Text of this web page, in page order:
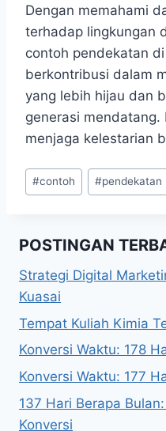
Dengan memahami
terhadap lingkungan
contoh pendekatan
berkontribusi dalam
yang lebih hijau dan
generasi
menjaga kelestarian
Post
Tags:
#contoh #pendekatan
POSTINGAN
Strategi Digital
Kuasai
Tempat Kuliah Kimia
Konversi Waktu: 178
Konversi Waktu: 177
137 Hari Berapa
Konversi